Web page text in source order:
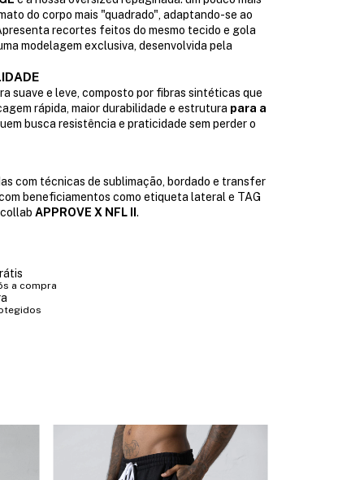
do corpo mais "quadrado", adaptando-se ao
recortes feitos do mesmo tecido e gola
modelagem exclusiva, desenvolvida pela
suave e leve, composto por fibras sintéticas que
rápida, maior durabilidade e estrutura para a
busca resistência e praticidade sem perder o
com técnicas de sublimação, bordado e transfer
beneficiamentos como etiqueta lateral e TAG
APPROVE X NFL II .
a compra